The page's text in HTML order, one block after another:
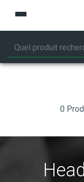
Saut au contenu
0